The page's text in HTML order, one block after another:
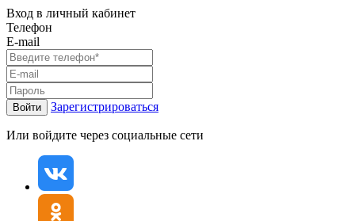
Вход в личный кабинет
Телефон
E-mail
Войти Зарегистрироваться
Или войдите через социальные сети